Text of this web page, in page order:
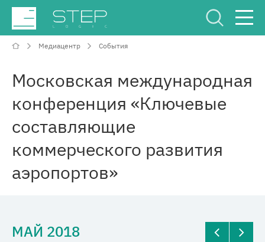
Медиацентр События
Московская международная
конференция «Ключевые
составляющие
коммерческого развития
аэропортов»
МАЙ 2018
О компании
Отрасли